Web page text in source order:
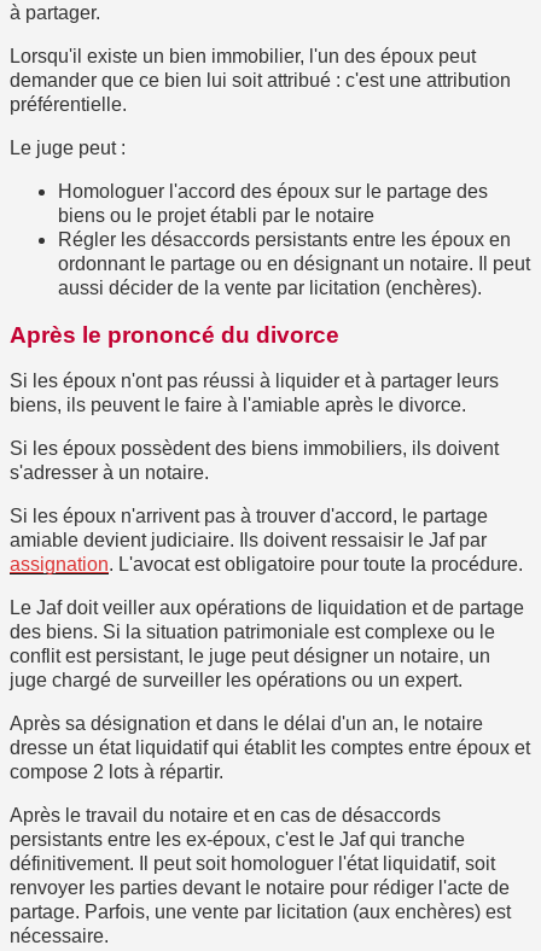
à partager.
Lorsqu'il existe un bien immobilier, l'un des époux peut
demander que ce bien lui soit attribué : c'est une attribution
préférentielle.
Le juge peut :
Homologuer l'accord des époux sur le partage des
biens ou le projet établi par le notaire
Régler les désaccords persistants entre les époux en
ordonnant le partage ou en désignant un notaire. Il peut
aussi décider de la vente par licitation (enchères).
Après le prononcé du divorce
Si les époux n'ont pas réussi à liquider et à partager leurs
biens, ils peuvent le faire à l'amiable après le divorce.
Si les époux possèdent des biens immobiliers, ils doivent
s'adresser à un notaire.
Si les époux n'arrivent pas à trouver d'accord, le partage
amiable devient judiciaire. Ils doivent ressaisir le Jaf par
assignation. L'avocat est obligatoire pour toute la procédure.
Le Jaf doit veiller aux opérations de liquidation et de partage
des biens. Si la situation patrimoniale est complexe ou le
conflit est persistant, le juge peut désigner un notaire, un
juge chargé de surveiller les opérations ou un expert.
Après sa désignation et dans le délai d'un an, le notaire
dresse un état liquidatifqui établit les comptes entre époux et
compose 2 lots à répartir.
Après le travail du notaire et en cas de désaccords
persistants entre les ex-époux, c'est le Jaf qui tranche
définitivement. Il peut soit homologuer l'état liquidatif, soit
renvoyer les parties devant le notaire pour rédiger l'acte de
partage. Parfois, une vente par licitation (aux enchères) est
nécessaire.